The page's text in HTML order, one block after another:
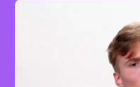
Melodiestimme
Standard
mit Iggi Kelly